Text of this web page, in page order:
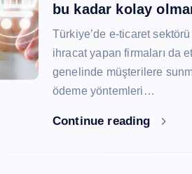
bu kadar kolay
Türkiye’de e-ticaret
ihracat yapan firmaları da
genelinde müşterilere
ödeme yöntemleri…
Continue reading